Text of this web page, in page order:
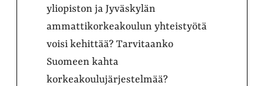
yliopiston ja Jyväskylän
ammattikorkeakoulun yhteistyötä
voisi kehittää? Tarvitaanko
Suomeen kahta
korkeakoulujärjestelmää?